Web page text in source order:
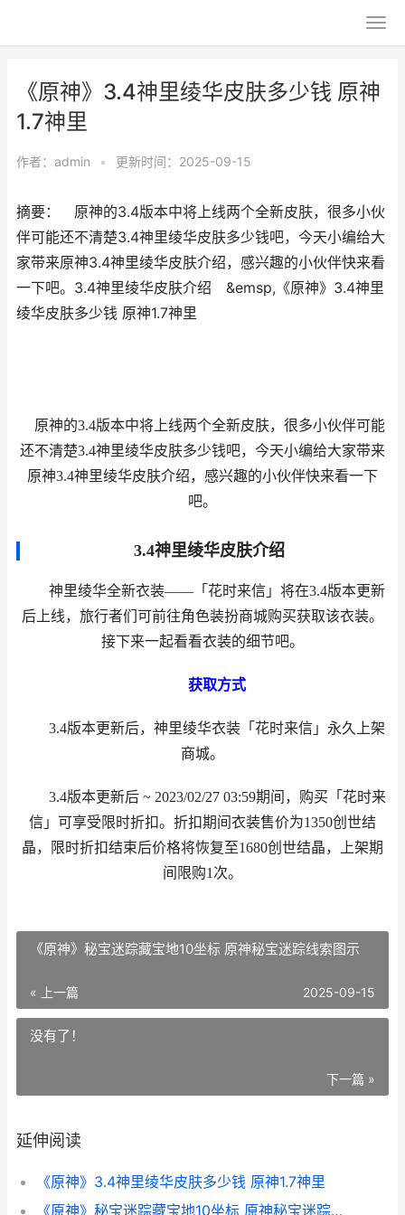
《原神》3.4神里绫华皮肤多少钱 原神
1.7神里
作者： admin • 更新时间：2025-09-15
摘要： 原神的3.4版本中将上线两个全新皮肤，很多小伙
伴可能还不清楚3.4神里绫华皮肤多少钱吧，今天小编给大
家带来原神3.4神里绫华皮肤介绍，感兴趣的小伙伴快来看
一下吧。3.4神里绫华皮肤介绍 &emsp,《原神》3.4神里
绫华皮肤多少钱 原神1.7神里
原神的3.4版本中将上线两个全新皮肤，很多小伙伴可能
还不清楚3.4神里绫华皮肤多少钱吧，今天小编给大家带来
原神3.4神里绫华皮肤介绍，感兴趣的小伙伴快来看一下
吧。
3.4神里绫华皮肤介绍
神里绫华全新衣装——「花时来信」将在3.4版本更新
后上线，旅行者们可前往角色装扮商城购买获取该衣装。
接下来一起看看衣装的细节吧。
获取方式
3.4版本更新后，神里绫华衣装「花时来信」永久上架
商城。
3.4版本更新后 ~ 2023/02/27 03:59期间，购买「花时来
信」可享受限时折扣。折扣期间衣装售价为1350创世结
晶，限时折扣结束后价格将恢复至1680创世结晶，上架期
间限购1次。
《原神》秘宝迷踪藏宝地10坐标 原神秘宝迷踪线索图示
« 上一篇 2025-09-15
没有了！
下一篇 »
延伸阅读
《原神》3.4神里绫华皮肤多少钱 原神1.7神里
《原神》秘宝迷踪藏宝地10坐标 原神秘宝迷踪线索图示